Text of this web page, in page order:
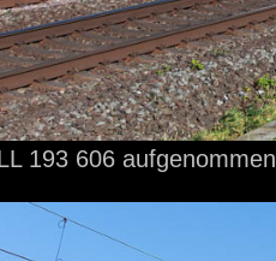
193 606 aufgenommen